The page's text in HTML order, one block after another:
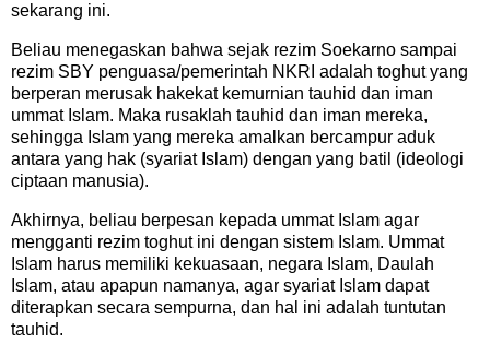
sekarang ini.
Beliau menegaskan bahwa sejak rezim Soekarno sampai
rezim SBY penguasa/pemerintah NKRI adalah toghut yang
berperan merusak hakekat kemurnian tauhid dan iman
ummat Islam. Maka rusaklah tauhid dan iman mereka,
sehingga Islam yang mereka amalkan bercampur aduk
antara yang hak (syariat Islam) dengan yang batil (ideologi
ciptaan manusia).
Akhirnya, beliau berpesan kepada ummat Islam agar
mengganti rezim toghut ini dengan sistem Islam. Ummat
Islam harus memiliki kekuasaan, negara Islam, Daulah
Islam, atau apapun namanya, agar syariat Islam dapat
diterapkan secara sempurna, dan hal ini adalah tuntutan
tauhid.